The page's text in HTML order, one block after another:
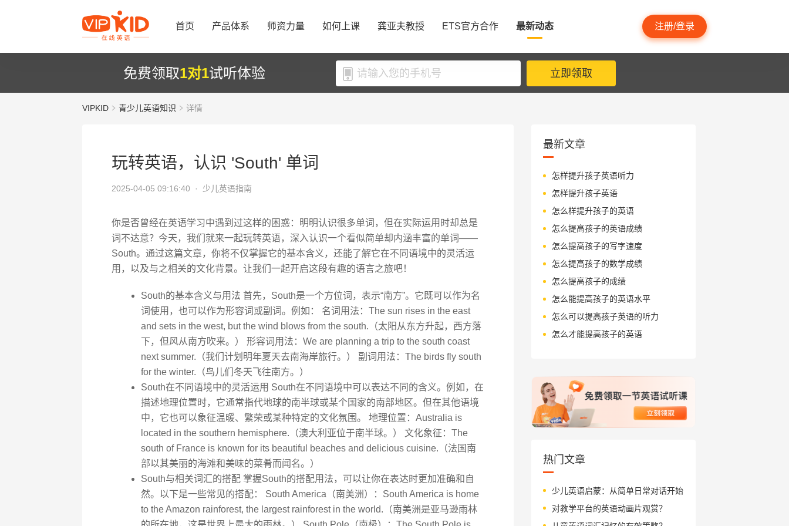
首页 产品体系 师资力量 如何上课 龚亚夫教授 ETS官方合作 最新动态 注册/登录
免费领取1对1试听体验 立即领取
VIPKID 青少儿英语知识 详情
玩转英语，认识 'South' 单词
2025-04-05 09:16:40 · 少儿英语指南
你是否曾经在英语学习中遇到过这样的困惑：明明认识很多单词，但在实际运用时却总是
词不达意？今天，我们就来一起玩转英语，深入认识一个看似简单却内涵丰富的单词——
South。通过这篇文章，你将不仅掌握它的基本含义，还能了解它在不同语境中的灵活运
用，以及与之相关的文化背景。让我们一起开启这段有趣的语言之旅吧！
South的基本含义与用法 首先，South是一个方位词，表示“南方”。它既可以作为名
词使用，也可以作为形容词或副词。例如： 名词用法：The sun rises in the east
and sets in the west, but the wind blows from the south.（太阳从东方升起，西方落
下，但风从南方吹来。） 形容词用法：We are planning a trip to the south coast
next summer.（我们计划明年夏天去南海岸旅行。） 副词用法：The birds fly south
for the winter.（鸟儿们冬天飞往南方。）
South在不同语境中的灵活运用 South在不同语境中可以表达不同的含义。例如，在
描述地理位置时，它通常指代地球的南半球或某个国家的南部地区。但在其他语境
中，它也可以象征温暖、繁荣或某种特定的文化氛围。 地理位置：Australia is
located in the southern hemisphere.（澳大利亚位于南半球。） 文化象征：The
south of France is known for its beautiful beaches and delicious cuisine.（法国南
部以其美丽的海滩和美味的菜肴而闻名。）
South与相关词汇的搭配 掌握South的搭配用法，可以让你在表达时更加准确和自
然。以下是一些常见的搭配： South America（南美洲）：South America is home
to the Amazon rainforest, the largest rainforest in the world.（南美洲是亚马逊雨林
最新文章
怎样提升孩子英语听力
怎样提升孩子英语
怎么样提升孩子的英语
怎么提高孩子的英语成绩
怎么提高孩子的写字速度
怎么提高孩子的数学成绩
怎么提高孩子的成绩
怎么能提高孩子的英语水平
怎么可以提高孩子英语的听力
怎么才能提高孩子的英语
热门文章
少儿英语启蒙：从简单日常对话开始
对教学平台的英语动画片观赏？